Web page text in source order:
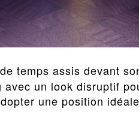
temps assis devant
avec un look disruptif
une position